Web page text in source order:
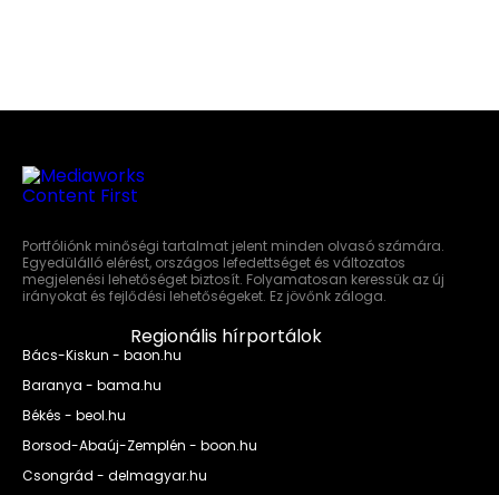
Portfóliónk minőségi tartalmat jelent minden olvasó számára.
Egyedülálló elérést, országos lefedettséget és változatos
megjelenési lehetőséget biztosít. Folyamatosan keressük az új
irányokat és fejlődési lehetőségeket. Ez jövőnk záloga.
Regionális hírportálok
Bács-Kiskun - baon.hu
Baranya - bama.hu
Békés - beol.hu
Borsod-Abaúj-Zemplén - boon.hu
Csongrád - delmagyar.hu